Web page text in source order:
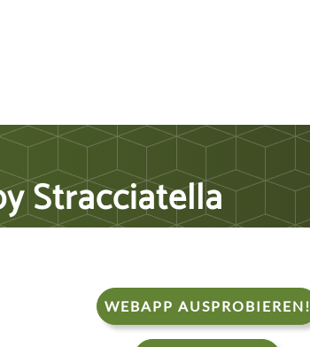
Stracciatella
WEBAPP AUSPROBIEREN!